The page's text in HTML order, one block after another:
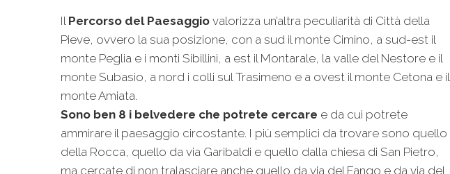
Il Percorso del Paesaggio valorizza un’altra peculiarità di Città della
Pieve, ovvero la sua posizione, con a sud il monte Cimino, a sud-est il
monte Peglia e i monti Sibillini, a est il Montarale, la valle del Nestore e il
monte Subasio, a nord i colli sul Trasimeno e a ovest il monte Cetona e il
monte Amiata.
Sono ben 8 i belvedere che potrete cercare e da cui potrete
ammirare il paesaggio circostante. I più semplici da trovare sono quello
della Rocca, quello da via Garibaldi e quello dalla chiesa di San Pietro,
ma cercate di non tralasciare anche quello da via del Fango e da via del